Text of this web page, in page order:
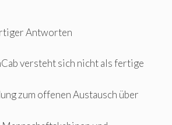
Antworten
versteht sich nicht als fertige
zum offenen Austausch über